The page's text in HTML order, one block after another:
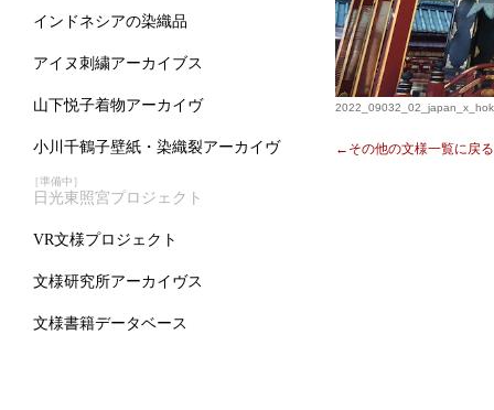
インドネシアの染織品
アイヌ刺繍アーカイブス
山下悦子着物アーカイヴ
小川千鶴子壁紙・染織裂アーカイヴ
［準備中］
日光東照宮プロジェクト
VR文様プロジェクト
文様研究所アーカイヴス
文様書籍データベース
←その他の文様一覧に戻る